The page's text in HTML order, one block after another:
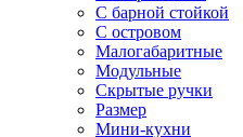
С барной стойкой
С островом
Малогабаритные
Модульные
Скрытые ручки
Размер
Мини-кухни